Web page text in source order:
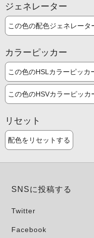
ジェネレーター
この色の配色ジェネレータ
カラーピッカー
この色のHSLカラーピッカ
この色のHSVカラーピッカ
リセット
配色をリセットする
SNSに投稿する
Twitter
Facebook